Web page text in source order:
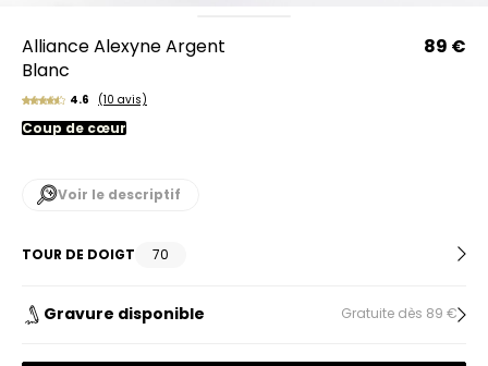
Alliance Alexyne Argent
Blanc
89 €
4.6 (10 avis)
Coup de cœur
Voir le descriptif
TOUR DE DOIGT 70
Gravure disponible Gratuite dès 89 €